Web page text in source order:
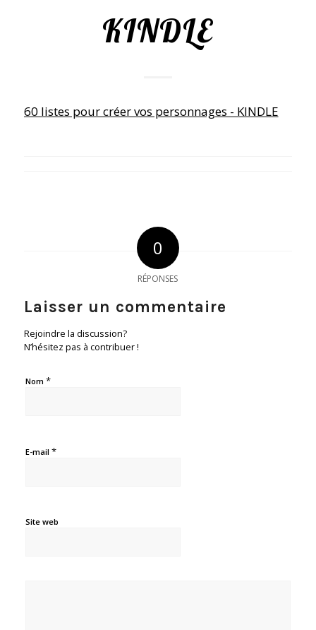
KINDLE
60 listes pour créer vos personnages - KINDLE
0
RÉPONSES
Laisser un commentaire
Rejoindre la discussion?
N’hésitez pas à contribuer !
Nom *
E-mail *
Site web